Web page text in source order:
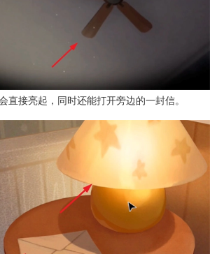
直接亮起，同时还能打开旁边的一封信。